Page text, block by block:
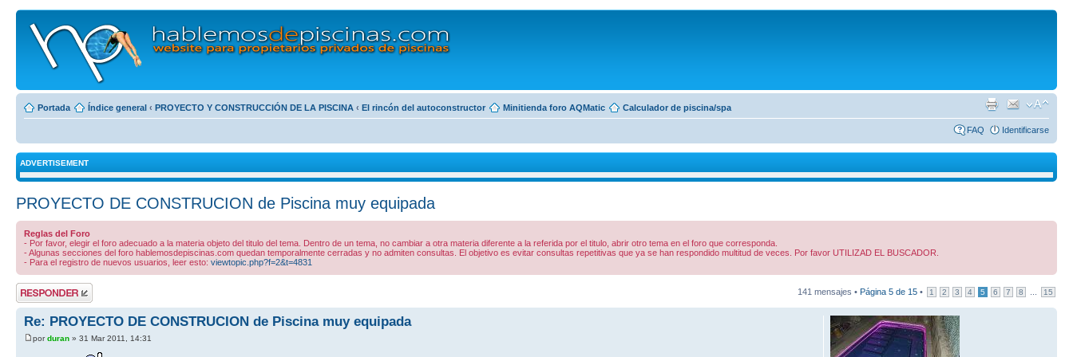
Portada Índice general ‹ PROYECTO Y CONSTRUCCIÓN DE LA PISCINA ‹ El rincón del autoconstructor Minitienda foro AQMatic Calculador de piscina/spa
FAQ Identificarse
ADVERTISEMENT
PROYECTO DE CONSTRUCION de Piscina muy equipada
Reglas del Foro
- Por favor, elegir el foro adecuado a la materia objeto del titulo del tema. Dentro de un tema, no cambiar a otra materia diferente a la referida por el titulo, abrir otro tema en el foro que corresponda.
- Algunas secciones del foro hablemosdepiscinas.com quedan temporalmente cerradas y no admiten consultas. El objetivo es evitar consultas repetitivas que ya se han respondido multitud de veces. Por favor UTILIZAD EL BUSCADOR.
- Para el registro de nuevos usuarios, leer esto: viewtopic.php?f=2&t=4831
Publicar una
respuesta
141 mensajes • Página 5 de 15 • 1 2 3 4 5 6 7 8 15
Re: PROYECTO DE CONSTRUCION de Piscina muy equipada
porduran » 31 Mar 2011, 14:31